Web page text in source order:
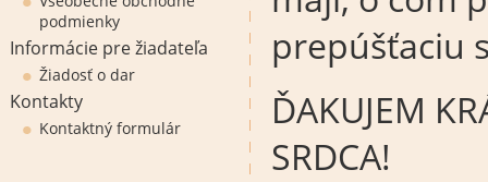
podmienky
Informácie pre žiadateľa
Žiadosť o dar
Kontakty
Kontaktný formulár
prepúšťaciu
ĎAKUJEM
SRDCA!